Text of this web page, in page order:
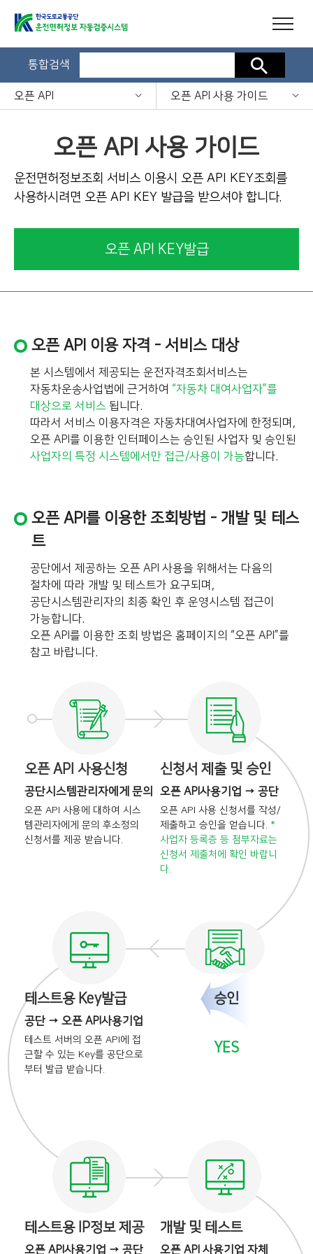
통합검색 검색
오픈 API 오픈 API 사용 가이드
오픈 API 사용 가이드
운전면허정보조회 서비스 이용시 오픈 API KEY조회를
사용하시려면 오픈 API KEY 발급을 받으셔야 합니다.
오픈 API KEY발급
오픈 API 이용 자격 - 서비스 대상
본 시스템에서 제공되는 운전자격조회서비스는
자동차운송사업법에 근거하여 “자동차 대여사업자”를
대상으로 서비스 됩니다.
따라서 서비스 이용자격은 자동차대여사업자에 한정되며,
오픈 API를 이용한 인터페이스는 승인된 사업자 및 승인된
사업자의 특정 시스템에서만 접근/사용이 가능합니다.
오픈 API를 이용한 조회방법 - 개발 및 테스
트
공단에서 제공하는 오픈 API 사용을 위해서는 다음의
절차에 따라 개발 및 테스트가 요구되며,
공단시스템관리자의 최종 확인 후 운영시스템 접근이
가능합니다.
오픈 API를 이용한 조회 방법은 홈페이지의 “오픈 API”를
참고 바랍니다.
오픈 API 사용신청
공단시스템관리자에게 문의
오픈 API 사용에 대하여 시스
템관리자에게 문의 후소정의
신청서를 제공 받습니다.
신청서 제출 및 승인
오픈 API사용기업 → 공단
오픈 API 사용 신청서를 작성/
제출하고 승인을 얻습니다. *
사업자 등록증 등 첨부자료는
신청서 제출처에 확인 바랍니
다.
승인
YES
테스트용 Key발급
공단 → 오픈 API사용기업
테스트 서버의 오픈 API에 접
근할 수 있는 Key를 공단으로
부터 발급 받습니다.
테스트용 IP정보 제공
오픈 API사용기업 → 공단
개발 및 테스트
오픈 API 사용기업 자체